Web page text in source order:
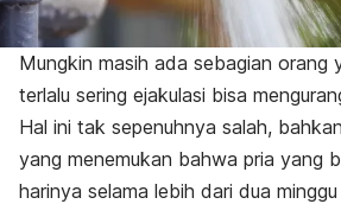
Mungkin masih ada sebagian orang
terlalu sering ejakulasi bisa
Hal ini tak sepenuhnya salah,
yang menemukan bahwa pria yang
harinya selama lebih dari dua